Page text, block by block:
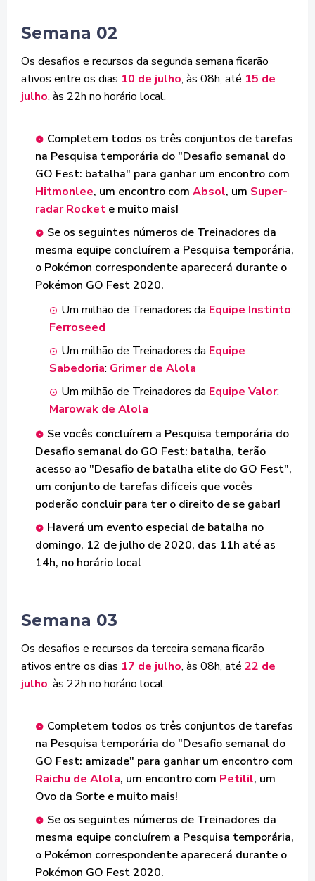
Semana 02
Os desafios e recursos da segunda semana ficarão
ativos entre os dias 10 de julho, às 08h, até 15 de
julho, às 22h no horário local.
Completem todos os três conjuntos de tarefas
na Pesquisa temporária do "Desafio semanal do
GO Fest: batalha" para ganhar um encontro com
Hitmonlee, um encontro com Absol, um Super-
radar Rocket e muito mais!
Se os seguintes números de Treinadores da
mesma equipe concluírem a Pesquisa temporária,
o Pokémon correspondente aparecerá durante o
Pokémon GO Fest 2020.
Um milhão de Treinadores da Equipe Instinto:
Ferroseed
Um milhão de Treinadores da Equipe
Sabedoria: Grimer de Alola
Um milhão de Treinadores da Equipe Valor:
Marowak de Alola
Se vocês concluírem a Pesquisa temporária do
Desafio semanal do GO Fest: batalha, terão
acesso ao "Desafio de batalha elite do GO Fest",
um conjunto de tarefas difíceis que vocês
poderão concluir para ter o direito de se gabar!
Haverá um evento especial de batalha no
domingo, 12 de julho de 2020, das 11h até as
14h, no horário local
Semana 03
Os desafios e recursos da terceira semana ficarão
ativos entre os dias 17 de julho, às 08h, até 22 de
julho, às 22h no horário local.
Completem todos os três conjuntos de tarefas
na Pesquisa temporária do "Desafio semanal do
GO Fest: amizade" para ganhar um encontro com
Raichu de Alola, um encontro com Petilil, um
Ovo da Sorte e muito mais!
Se os seguintes números de Treinadores da
mesma equipe concluírem a Pesquisa temporária,
o Pokémon correspondente aparecerá durante o
Pokémon GO Fest 2020.